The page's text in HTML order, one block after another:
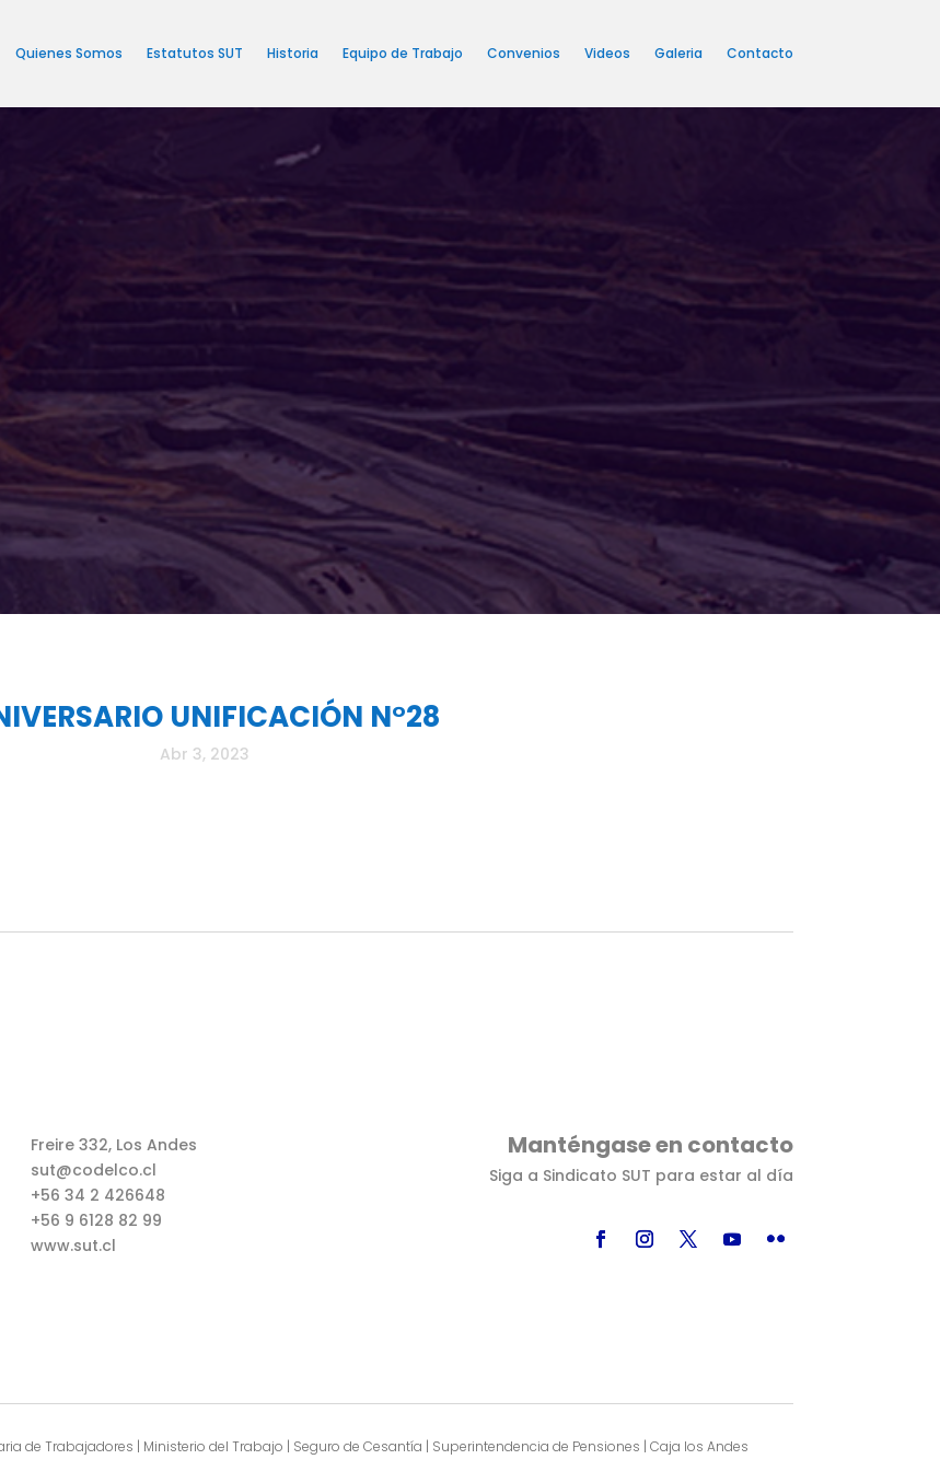
Quienes Somos Estatutos SUT Historia Equipo de Trabajo Convenios Videos Galeria Contacto
UNIFICACIÓN N°28
Abr 3, 2023
Freire 332, Los Andes
sut@codelco.cl
+56 34 2 426648
+56 9 6128 82 99
www.sut.cl
Manténgase en contacto
Siga a Sindicato SUT para estar al día
de Trabajadores | Ministerio del Trabajo | Seguro de Cesantía | Superintendencia de Pensiones | Caja los Andes